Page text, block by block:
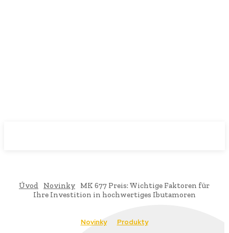
Úvod Novinky
MK 677 Preis: Wichtige Faktoren für
Ihre Investition in hochwertiges Ibutamoren
Novinky Produkty